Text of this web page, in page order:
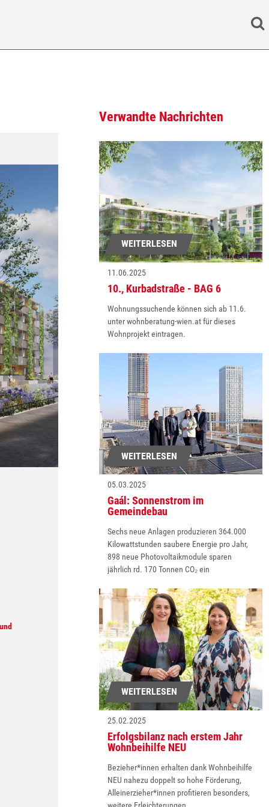
Search
Verwandte Nachrichten
WEITERLESEN
11.06.2025
10., Kurbadstraße - BAG 6
Wohnungssuchende können sich ab 11.6.
unter wohnberatung-wien.at für dieses
Wohnprojekt eintragen.
WEITERLESEN
05.03.2025
Gaál: Sonnenstrom im
Gemeindebau
Sechs neue Anlagen produzieren 364.000
Kilowattstunden saubere Energie pro Jahr,
898 neue Photovoltaikmodule sparen
jährlich rd. 170 Tonnen CO₂ ein
WEITERLESEN
25.02.2025
Erfolgsbilanz nach erstem Jahr
Wohnbeihilfe NEU
Bezieher*innen erhalten dank Wohnbeihilfe
NEU nahezu doppelt so hohe Förderung,
Alleinerzieher*innen profitieren besonders,